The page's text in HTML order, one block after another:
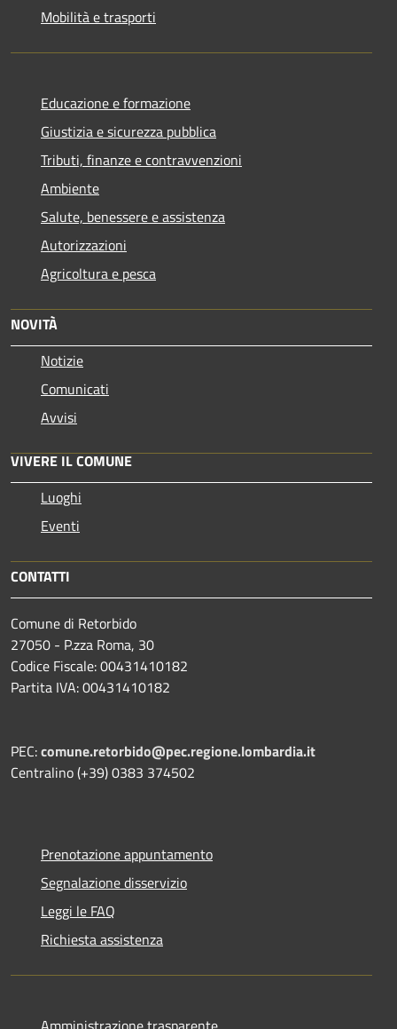
Mobilità e trasporti
Educazione e formazione
Giustizia e sicurezza pubblica
Tributi, finanze e contravvenzioni
Ambiente
Salute, benessere e assistenza
Autorizzazioni
Agricoltura e pesca
NOVITÀ
Notizie
Comunicati
Avvisi
VIVERE IL COMUNE
Luoghi
Eventi
CONTATTI
Comune di Retorbido
27050 - P.zza Roma, 30
Codice Fiscale: 00431410182
Partita IVA: 00431410182
PEC:comune.retorbido@pec.regione.lombardia.it
Centralino (+39) 0383 374502
Prenotazione appuntamento
Segnalazione disservizio
Leggi le FAQ
Richiesta assistenza